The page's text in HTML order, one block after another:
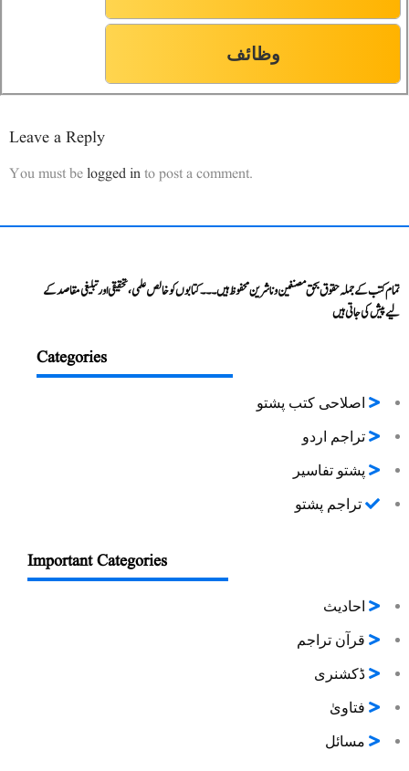
وظائف
Leave a Reply
You must belogged into post a comment.
تمام کتب کے جملہ حقوق بحق مصنفین و ناشرین محفوظ ہیں۔۔۔ کتابوں کو خالص علمی، تحقیقی اور تبلیغی مقاصد کے
لیے پیش کی جاتی ہیں
Categories
اصلاحی کتب پشتو
تراجم اردو
پشتو تفاسیر
تراجم پشتو
Important Categories
احادیث
قرآن تراجم
ڈکشنری
فتاویٰ
مسائل